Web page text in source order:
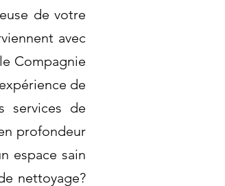
de votre
avec
Compagnie
de
services de
profondeur
espace sain
nettoyage?